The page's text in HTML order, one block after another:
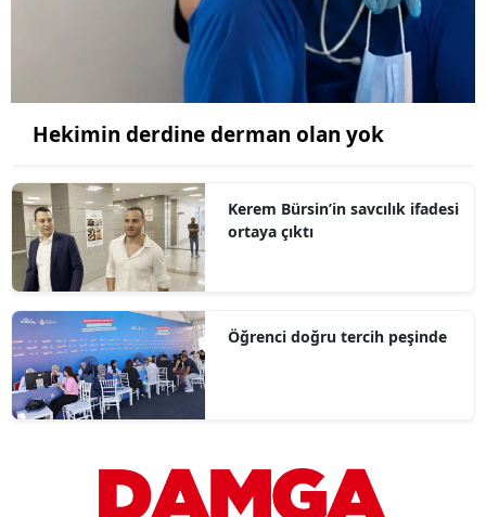
Hekimin derdine derman olan yok
Kerem Bürsin’in savcılık ifadesi
ortaya çıktı
Öğrenci doğru tercih peşinde